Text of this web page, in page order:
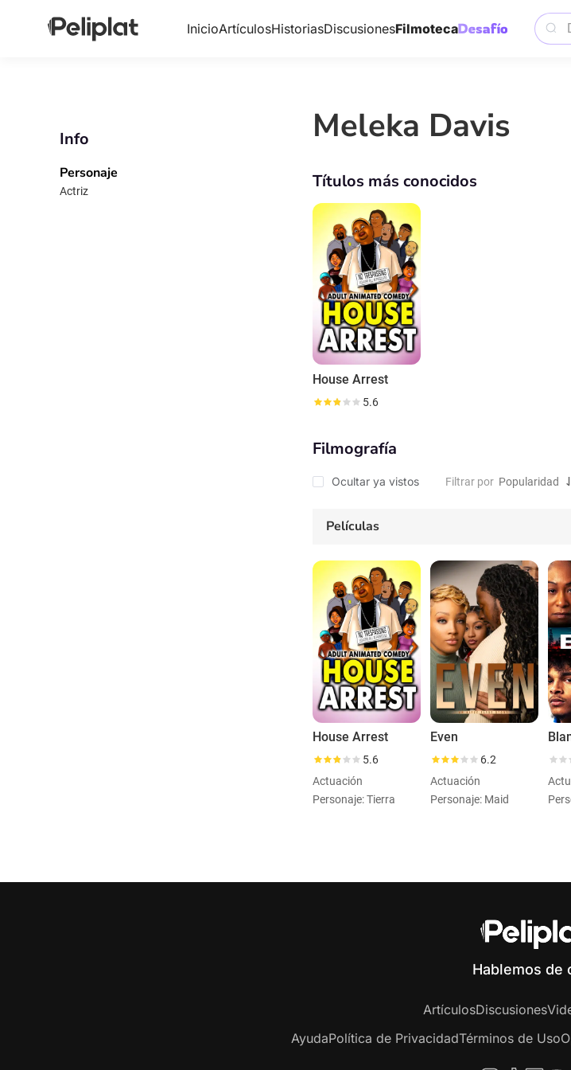
InicioArtículosHistoriasDiscusionesFilmoteca
Info
Personaje
Actriz
Meleka Davis
Títulos más conocidos
House Arrest
5.6
Filmografía
Ocultar ya vistos Filtrar por
Películas
House Arrest
5.6
Actuación
Personaje: Tierra
Even
6.2
Actuación
Personaje: Maid
Hablemos de
ArtículosDiscusiones
AyudaPolítica de PrivacidadTérminos de Uso